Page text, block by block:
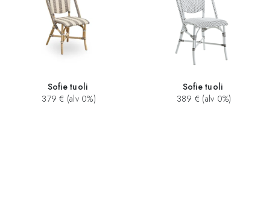
Sofie tuoli
379 € (alv 0%)
Sofie tuoli
389 € (alv 0%)